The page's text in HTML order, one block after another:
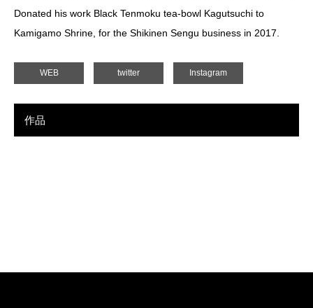
Donated his work Black Tenmoku tea-bowl Kagutsuchi to
Kamigamo Shrine, for the Shikinen Sengu business in 2017.
WEB twitter Instagram
作品